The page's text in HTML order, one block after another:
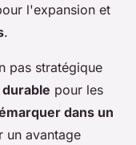
l'expansion et
.
pas stratégique
pour les
dans un
un avantage